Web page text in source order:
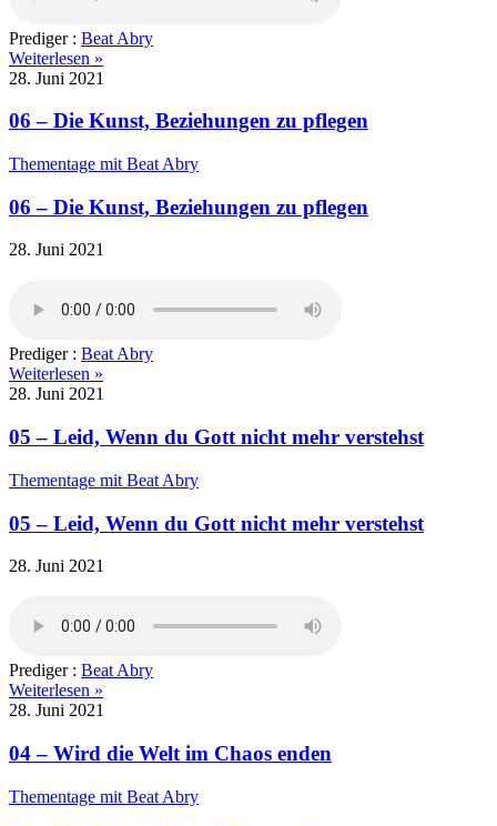
Prediger : Beat Abry
Weiterlesen »
28. Juni 2021
06 – Die Kunst, Beziehungen zu pflegen
Thementage mit Beat Abry
06 – Die Kunst, Beziehungen zu pflegen
28. Juni 2021
Prediger : Beat Abry
Weiterlesen »
28. Juni 2021
05 – Leid, Wenn du Gott nicht mehr verstehst
Thementage mit Beat Abry
05 – Leid, Wenn du Gott nicht mehr verstehst
28. Juni 2021
Prediger : Beat Abry
Weiterlesen »
28. Juni 2021
04 – Wird die Welt im Chaos enden
Thementage mit Beat Abry